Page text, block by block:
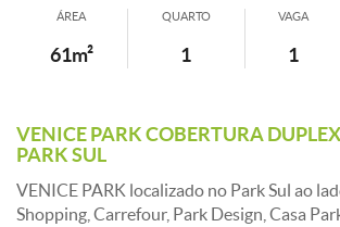
ÁREA
61m²
QUARTO
1
VAGA
1
VENICE PARK COBERTURA
PARK SUL
VENICE PARK localizado no Park Sul ao
Shopping, Carrefour, Park Design, Casa